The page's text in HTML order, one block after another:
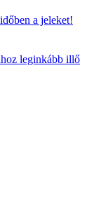
a jeleket!
leginkább illő